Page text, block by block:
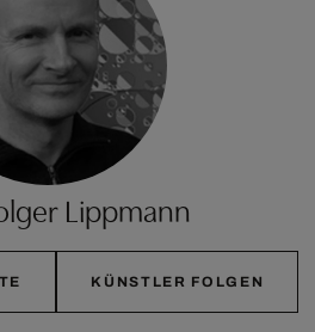
Lippmann
KÜNSTLER FOLGEN